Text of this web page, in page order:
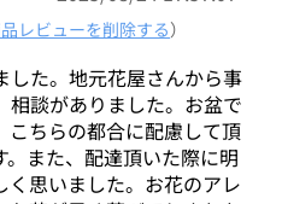
レビューを削除する）
した。地元花屋さんから事
相談がありました。お盆で
こちらの都合に配慮して頂
また、配達頂いた際に明
く思いました。お花のアレ